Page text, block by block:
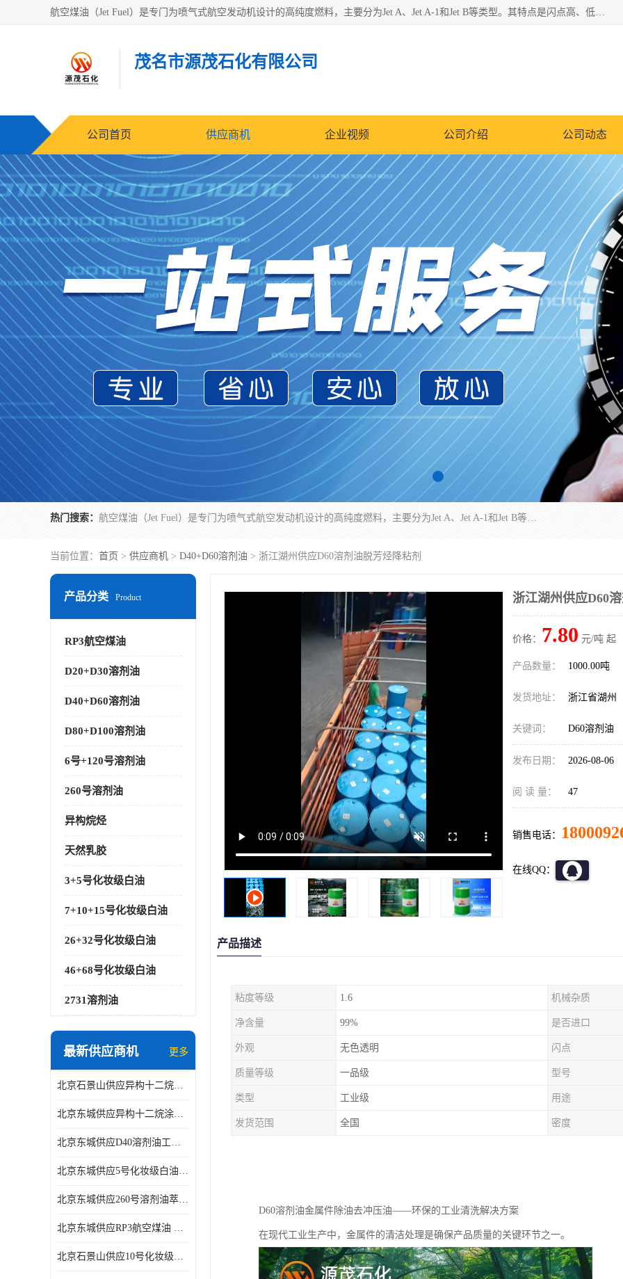
航空煤油（Jet Fuel）是专门为喷气式航空发动机设计的高纯度燃料，主要分为Jet A、Jet A-1和Jet B等类型。其特点是闪点高、低温流动性好，并添加了抗静电剂和抗氧化剂以确保飞行安全。航空煤油需
茂名市源茂石化有限公司
公司首页 供应商机 企业视频 公司介绍 公司动态
热门搜索： 航空煤油（Jet Fuel）是专门为喷气式航空发动机设计的高纯度燃料，主要分为Jet A、Jet A-1和Jet B等类型。其特点是闪点高、低温流动性好，并添加了抗静电剂和抗氧化剂以确保飞行安全。航空煤油需
当前位置： 首页 > 供应商机 > D40+D60溶剂油 > 浙江湖州供应D60溶剂油脱芳烃降粘剂
产品分类 Product
RP3航空煤油
D20+D30溶剂油
D40+D60溶剂油
D80+D100溶剂油
6号+120号溶剂油
260号溶剂油
异构烷烃
天然乳胶
3+5号化妆级白油
7+10+15号化妆级白油
26+32号化妆级白油
46+68号化妆级白油
2731溶剂油
最新供应商机 更多
北京石景山供应异构十二烷香精助剂
北京东城供应异构十二烷涂料胶粘油墨稀释剂
北京东城供应D40溶剂油工业金属清洗
北京东城供应5号化妆级白油钻井液润滑剂
北京东城供应260号溶剂油萃取溶剂油金属萃取剂
北京东城供应RP3航空煤油 高含量国标工业级航空煤油燃料油 无色透明
北京石景山供应10号化妆级白油高精密机械润滑油
浙江湖州供应D60
价格： 7.80 元/吨 起
产品数量： 1000.00吨
发货地址： 浙江省湖州
关键词： D60溶剂油
发布日期： 2026-08-06
阅 读 量： 47
销售电话：
在线QQ：
产品描述
粘度等级 1.6 机械杂质
净含量 99% 是否进口
外观 无色透明 闪点
质量等级 一品级 型号
类型 工业级 用途
发货范围 全国 密度
D60溶剂油金属件除油去冲压油——环保的工业清洗解决方案
在现代工业生产中，金属件的清洁处理是确保产品质量的关键环节之一。